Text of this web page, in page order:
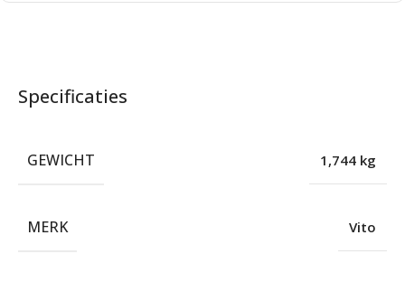
Specificaties
GEWICHT 1,744 kg
MERK Vito